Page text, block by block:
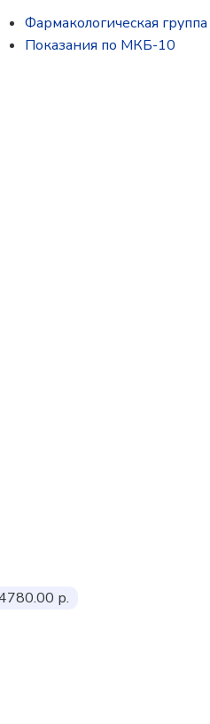
Фармакологическая группа
Показания по МКБ-10
р.